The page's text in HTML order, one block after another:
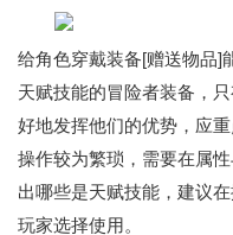
给角色穿戴装备[赠送物品]
天赋技能的冒险者装备，
好地发挥他们的优势，应
操作较为繁琐，需要在属
出哪些是天赋技能，建议
玩家选择使用。